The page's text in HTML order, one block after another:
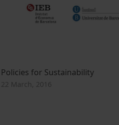
Policies for Sustainability
22 March, 2016